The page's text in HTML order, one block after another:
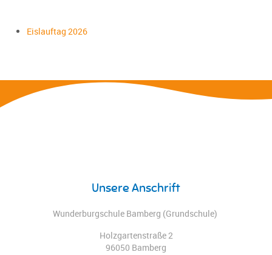
Eislauftag 2026
Unsere Anschrift
Wunderburgschule Bamberg (Grundschule)
Holzgartenstraße 2
96050 Bamberg